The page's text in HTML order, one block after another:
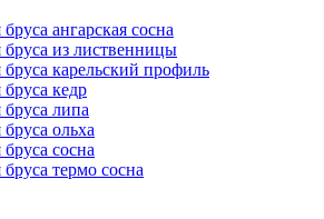
ангарская сосна
из лиственницы
карельский профиль
кедр
липа
ольха
сосна
термо сосна